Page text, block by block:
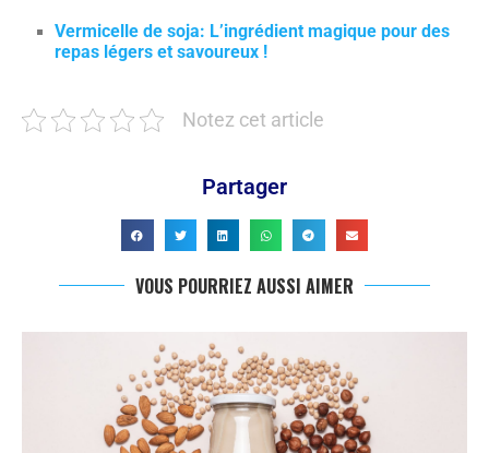
Vermicelle de soja: L’ingrédient magique pour des
repas légers et savoureux !
Notez cet article
Partager
VOUS POURRIEZ AUSSI AIMER